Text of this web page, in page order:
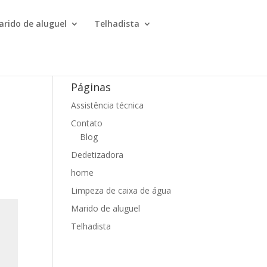
de aluguel Telhadista
Páginas
Assistência técnica
Contato
Blog
Dedetizadora
home
Limpeza de caixa de água
Marido de aluguel
Telhadista